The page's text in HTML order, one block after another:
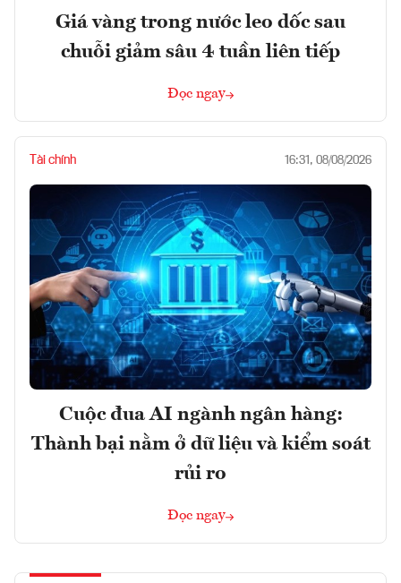
Giá vàng trong nước leo dốc sau
chuỗi giảm sâu 4 tuần liên tiếp
Đọc ngay
Tài chính 16:31, 08/08/2026
Cuộc đua AI ngành ngân hàng:
Thành bại nằm ở dữ liệu và kiểm soát
rủi ro
Đọc ngay